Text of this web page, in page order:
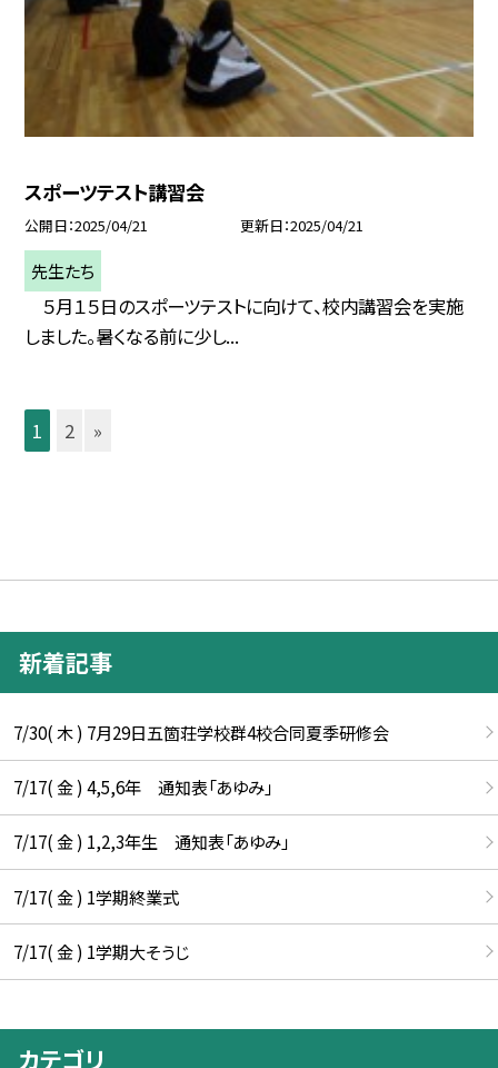
スポーツテスト講習会
公開日 2025/04/21 更新日 2025/04/21
先生たち
５月１５日のスポーツテストに向けて、校内講習会を実施
しました。暑くなる前に少し...
1 2 »
新着記事
7/30( 木 ) 7月29日五箇荘学校群4校合同夏季研修会
7/17( 金 ) 4,5,6年 通知表「あゆみ」
7/17( 金 ) 1,2,3年生 通知表「あゆみ」
7/17( 金 ) 1学期終業式
7/17( 金 ) 1学期大そうじ
カテゴリ